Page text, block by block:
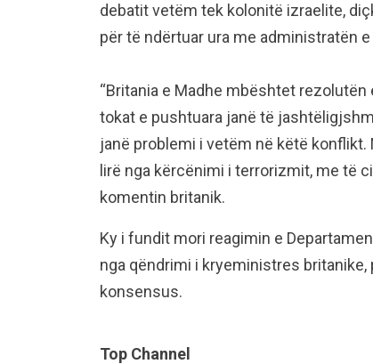
debatit vetëm tek kolonitë izraelite,
për të ndërtuar ura me administratën
“Britania e Madhe mbështet
tokat e pushtuara janë të
janë problemi i vetëm në këtë
lirë nga kërcënimi i terrorizmit, me të
komentin britanik.
Ky i fundit mori reagimin e
nga qëndrimi i kryeministres
konsensus.
Top Channel